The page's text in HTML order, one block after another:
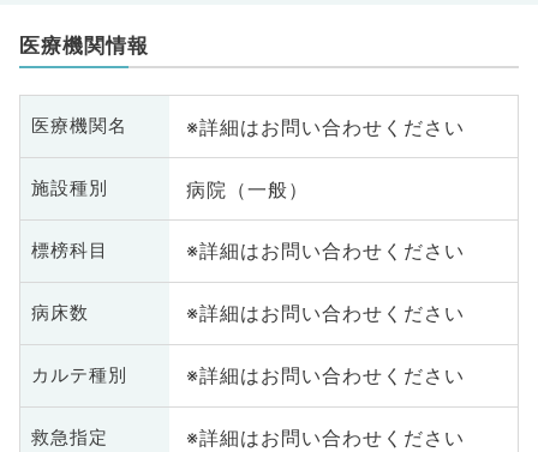
医療機関情報
医療機関名 ※詳細はお問い合わせください
施設種別 病院（一般）
標榜科目 ※詳細はお問い合わせください
病床数 ※詳細はお問い合わせください
カルテ種別 ※詳細はお問い合わせください
救急指定 ※詳細はお問い合わせください